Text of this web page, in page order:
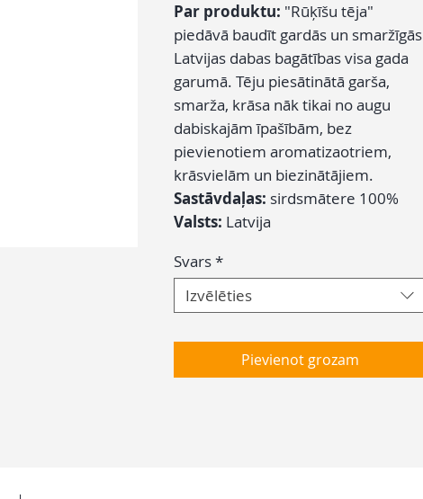
Par produktu: "Rūķīšu tēja"
piedāvā baudīt gardās un smaržīgās
Latvijas dabas bagātības visa gada
garumā. Tēju piesātinātā garša,
smarža, krāsa nāk tikai no augu
dabiskajām īpašībām, bez
pievienotiem aromatizaotriem,
krāsvielām un biezinātājiem.
Sastāvdaļas: sirdsmātere 100%
Valsts: Latvija
Svars*
Izvēlēties
Pievienot grozam